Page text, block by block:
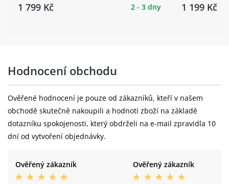
1 799 Kč 2 - 3 dny 1 199 Kč
Hodnocení obchodu
Ověřené hodnocení je pouze od zákazníků, kteří v našem
obchodě skutečně nakoupili a hodnotí zboží na základě
dotazníku spokojenosti, který obdrželi na e-mail zpravidla 10
dní od vytvoření objednávky.
Ověřený zákazník Ověřený zákazník